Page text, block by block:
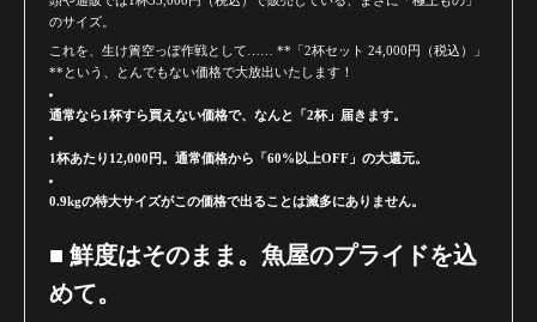
のサイズ。
これを、生け簀空っぽ作戦として…… **「2杯セット 24,000円（税込）」
**という、とんでもない価格で大放出いたします！
通常なら1杯すら買えない価格で、なんと「2杯」届きます。
1杯あたり12,000円。通常価格から「60%以上OFF」の大還元。
0.9kgの特大サイズがこの価格で出ることは滅多にありません。
■ 鮮度はそのまま。魚屋のプライドを込
めて。